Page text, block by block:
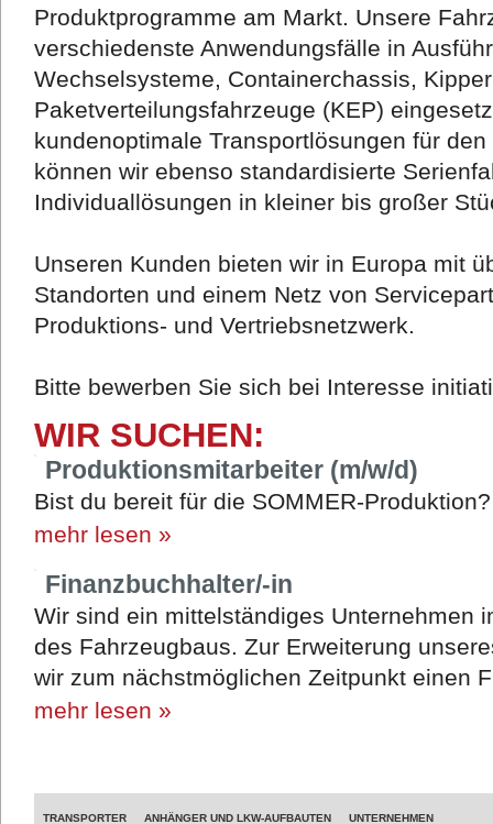
Produktprogramme am Markt. Unsere
verschiedenste Anwendungsfälle in
Wechselsysteme, Containerchassis,
Paketverteilungsfahrzeuge (KEP)
kundenoptimale Transportlösungen für
können wir ebenso standardisierte
Individuallösungen in kleiner bis großer
Unseren Kunden bieten wir in Europa mit
Standorten und einem Netz von
Produktions- und Vertriebsnetzwerk.
Bitte bewerben Sie sich bei Interesse
WIR SUCHEN:
Produktionsmitarbeiter (m/w/d)
Bist du bereit für die SOMMER-
mehr lesen »
Finanzbuchhalter/-in
Wir sind ein mittelständiges Unternehmen
des Fahrzeugbaus. Zur Erweiterung
wir zum nächstmöglichen Zeitpunkt einen
mehr lesen »
TRANSPORTER
ANHÄNGER UND LKW-AUFBAUTEN
UNTERNEHMEN